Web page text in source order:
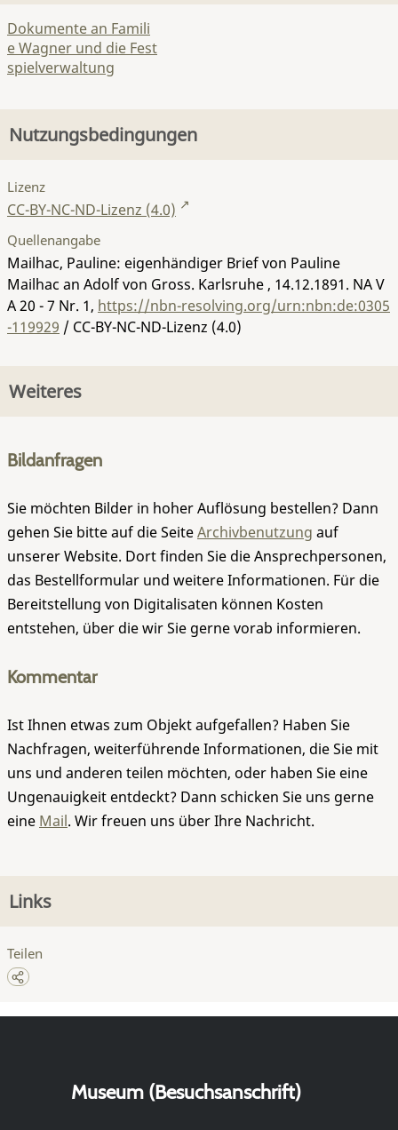
Dokumente an Famili
e Wagner und die Fest
spielverwaltung
Nutzungsbedingungen
Lizenz
CC-BY-NC-ND-Lizenz (4.0)
Quellenangabe
Mailhac, Pauline: eigenhändiger Brief von Pauline
Mailhac an Adolf von Gross. Karlsruhe , 14.12.1891. NA V
A 20 - 7 Nr. 1, https://nbn-resolving.org/urn:nbn:de:0305
-119929 / CC-BY-NC-ND-Lizenz (4.0)
Weiteres
Bildanfragen
Sie möchten Bilder in hoher Auflösung bestellen? Dann
gehen Sie bitte auf die SeiteArchivbenutzung auf
unserer Website. Dort finden Sie die Ansprechpersonen,
das Bestellformular und weitere Informationen. Für die
Bereitstellung von Digitalisaten können Kosten
entstehen, über die wir Sie gerne vorab informieren.
Kommentar
Ist Ihnen etwas zum Objekt aufgefallen? Haben Sie
Nachfragen, weiterführende Informationen, die Sie mit
uns und anderen teilen möchten, oder haben Sie eine
Ungenauigkeit entdeckt? Dann schicken Sie uns gerne
eine Mail. Wir freuen uns über Ihre Nachricht.
Links
Teilen
Museum (Besuchsanschrift)